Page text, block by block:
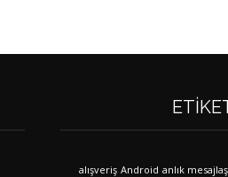
alışveriş Android anlık